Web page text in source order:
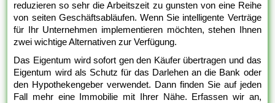
reduzieren so sehr die Arbeitszeit zu gunsten von eine Reihe
von seiten Geschäftsabläufen. Wenn Sie intelligente Verträge
für Ihr Unternehmen implementieren möchten, stehen Ihnen
zwei wichtige Alternativen zur Verfügung.
Das Eigentum wird sofort gen den Käufer übertragen und das
Eigentum wird als Schutz für das Darlehen an die Bank oder
den Hypothekengeber verwendet. Dann finden Sie auf jeden
Fall mehr eine Immobilie mit Ihrer Nähe. Erfassen wir an,